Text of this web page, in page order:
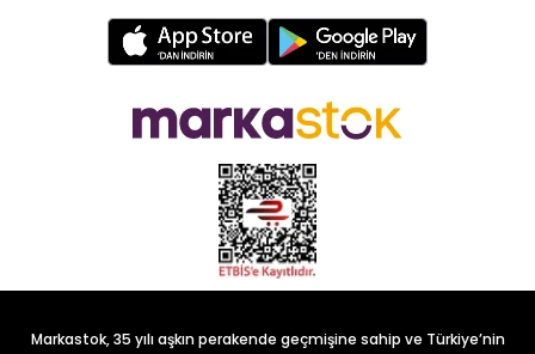
Markastok, 35 yılı aşkın perakende geçmişine sahip ve Türkiye’nin